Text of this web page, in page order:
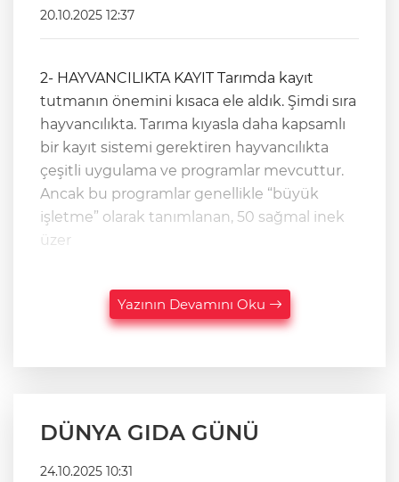
20.10.2025 12:37
2- HAYVANCILIKTA KAYIT Tarımda kayıt
tutmanın önemini kısaca ele aldık. Şimdi sıra
hayvancılıkta. Tarıma kıyasla daha kapsamlı
bir kayıt sistemi gerektiren hayvancılıkta
çeşitli uygulama ve programlar mevcuttur.
Ancak bu programlar genellikle “büyük
işletme” olarak tanımlanan, 50 sağmal inek
üzer
Yazının Devamını Oku
DÜNYA GIDA GÜNÜ
24.10.2025 10:31